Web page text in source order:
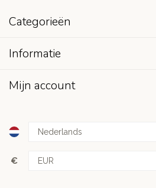
Categorieën
Informatie
Mijn account
€